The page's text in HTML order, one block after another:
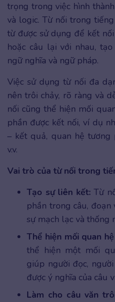
trọng trong việc hình
và logic. Từ nối trong
từ được sử dụng để kết
hoặc câu lại với nhau,
ngữ nghĩa và ngữ pháp.
Việc sử dụng từ nối đa
nên trôi chảy, rõ ràng và
nối cũng thể hiện mối
phần được kết nối, ví dụ
– kết quả, quan hệ tương
v.v.
Vai trò của từ nối trong
Tạo sự liên kết: Từ
phần trong câu,
sự mạch lạc và thống
Thể hiện mối quan
thể hiện một mối
giúp người đọc,
được ý nghĩa của câu
Làm cho câu văn